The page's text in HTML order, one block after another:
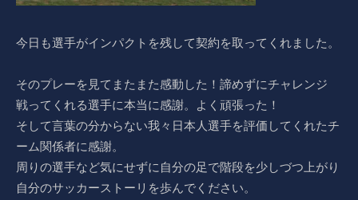
今日も選手がインパクトを残して契約を取ってくれました。
そのプレーを見てまたまた感動した！諦めずにチャレンジ
戦ってくれる選手に本当に感謝。よく頑張った！
そして言葉の分からない我々日本人選手を評価してくれたチ
ーム関係者に感謝。
周りの選手など気にせずに自分の足で階段を少しづつ上がり
自分のサッカーストーリを歩んでください。